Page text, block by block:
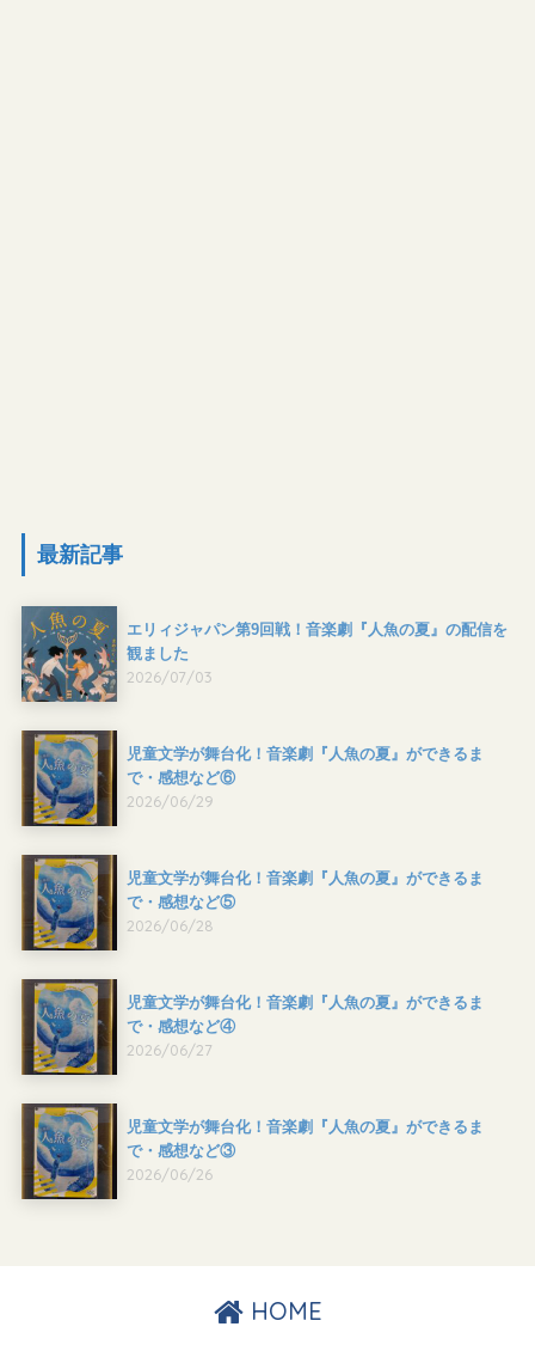
最新記事
エリィジャパン第9回戦！音楽劇『人魚の夏』の配信を
観ました
2026/07/03
児童文学が舞台化！音楽劇『人魚の夏』ができるま
で・感想など⑥
2026/06/29
児童文学が舞台化！音楽劇『人魚の夏』ができるま
で・感想など⑤
2026/06/28
児童文学が舞台化！音楽劇『人魚の夏』ができるま
で・感想など④
2026/06/27
児童文学が舞台化！音楽劇『人魚の夏』ができるま
で・感想など③
2026/06/26
HOME